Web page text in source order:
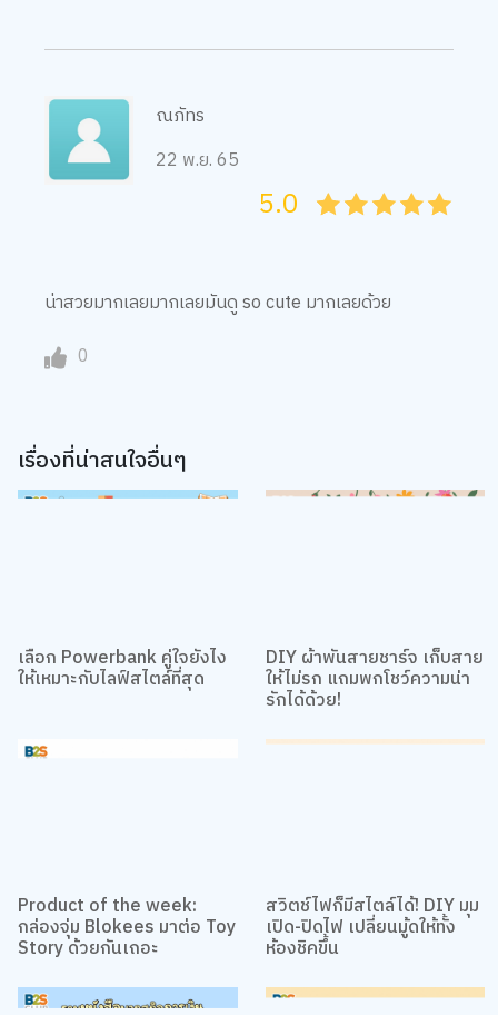
ณภัทร
22 พ.ย. 65
45
4
35
3
25
2
15
1
05
5.0
น่าสวยมากเลยมากเลยมันดู so cute มากเลยด้วย
0
เรื่องที่น่าสนใจอื่นๆ
เลือก Powerbank คู่ใจยังไง
ให้เหมาะกับไลฟ์สไตล์ที่สุด
DIY ผ้าพันสายชาร์จ เก็บสาย
ให้ไม่รก แถมพกโชว์ความน่า
รักได้ด้วย!
Product of the week:
กล่องจุ่ม Blokees มาต่อ Toy
Story ด้วยกันเถอะ
สวิตช์ไฟก็มีสไตล์ได้! DIY มุม
เปิด-ปิดไฟ เปลี่ยนมู้ดให้ทั้ง
ห้องชิคขึ้น